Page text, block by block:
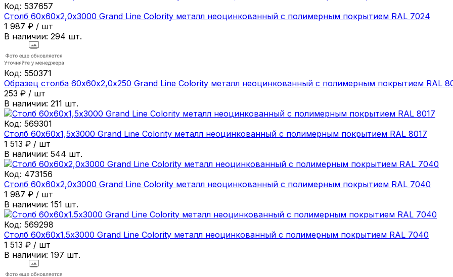
Код: 537657
Столб 60х60х2,0х3000 Grand Line Colority металл неоцинкованный с полимерным покрытием RAL 7024
1 987 ₽ / шт
В наличии: 294 шт.
Код: 550371
Образец столба 60х60х2,0х250 Grand Line Colority металл неоцинкованный с полимерным покрытием RAL
253 ₽ / шт
В наличии: 211 шт.
Код: 569301
Столб 60х60х1,5х3000 Grand Line Colority металл неоцинкованный с полимерным покрытием RAL 8017
1 513 ₽ / шт
В наличии: 544 шт.
Код: 473156
Столб 60х60х2,0х3000 Grand Line Colority металл неоцинкованный с полимерным покрытием RAL 7040
1 987 ₽ / шт
В наличии: 151 шт.
Код: 569298
Столб 60х60х1.5х3000 Grand Line Colority металл неоцинкованный с полимерным покрытием RAL 7040
1 513 ₽ / шт
В наличии: 197 шт.